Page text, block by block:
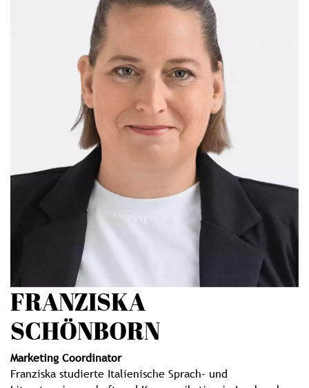
FRANZISKA
SCHÖNBORN
Marketing Coordinator
Franziska studierte Italienische Sprach- und